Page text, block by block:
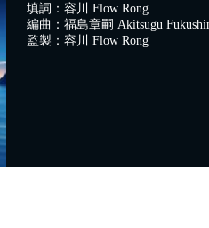
填詞：容川 Flow Rong
編曲：福島章嗣 Akitsugu
監製：容川 Flow Rong